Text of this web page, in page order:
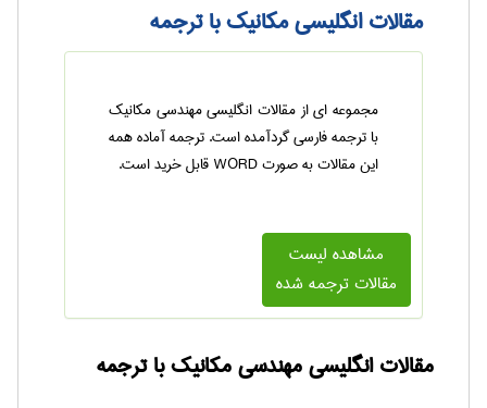
مقالات انگلیسی مکانیک با ترجمه
مجموعه ای از مقالات انگلیسی مهندسی مکانیک
با ترجمه فارسی گردآمده است. ترجمه آماده همه
این مقالات به صورت WORD قابل خرید است.
مشاهده لیست
مقالات ترجمه شده
مقالات انگلیسی مهندسی مکانیک با ترجمه